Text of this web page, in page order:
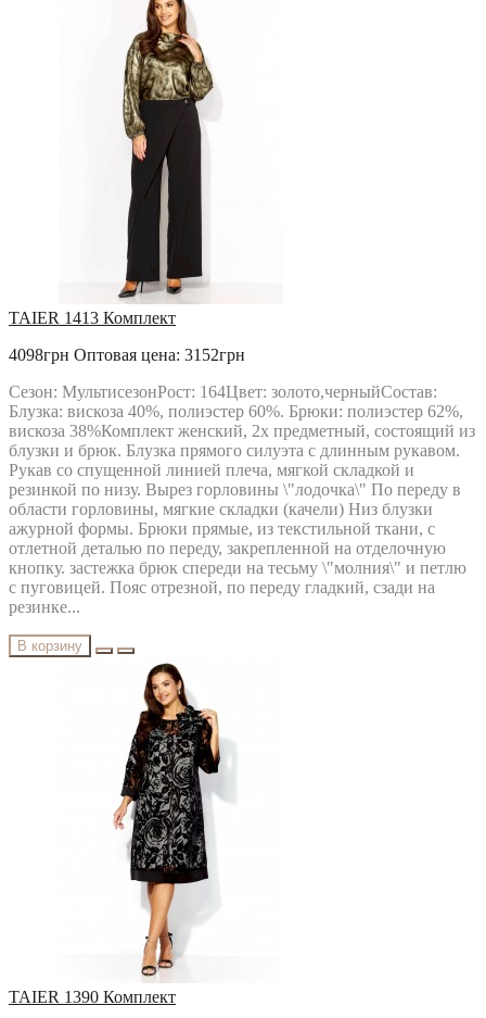
TAIER 1413 Комплект
4098грн Оптовая цена: 3152грн
Сезон: МультисезонРост: 164Цвет: золото,черныйСостав:
Блузка: вискоза 40%, полиэстер 60%. Брюки: полиэстер 62%,
вискоза 38%Комплект женский, 2х предметный, состоящий из
блузки и брюк. Блузка прямого силуэта с длинным рукавом.
Рукав со спущенной линией плеча, мягкой складкой и
резинкой по низу. Вырез горловины \"лодочка\" По переду в
области горловины, мягкие складки (качели) Низ блузки
ажурной формы. Брюки прямые, из текстильной ткани, с
отлетной деталью по переду, закрепленной на отделочную
кнопку. застежка брюк спереди на тесьму \"молния\" и петлю
с пуговицей. Пояс отрезной, по переду гладкий, сзади на
резинке...
В корзину
TAIER 1390 Комплект